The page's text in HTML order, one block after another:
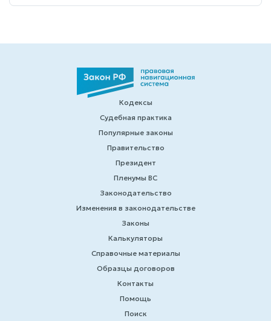
Кодексы
Судебная практика
Популярные законы
Правительство
Президент
Пленумы ВС
Законодательство
Изменения в законодательстве
Законы
Калькуляторы
Справочные материалы
Образцы договоров
Контакты
Помощь
Поиск